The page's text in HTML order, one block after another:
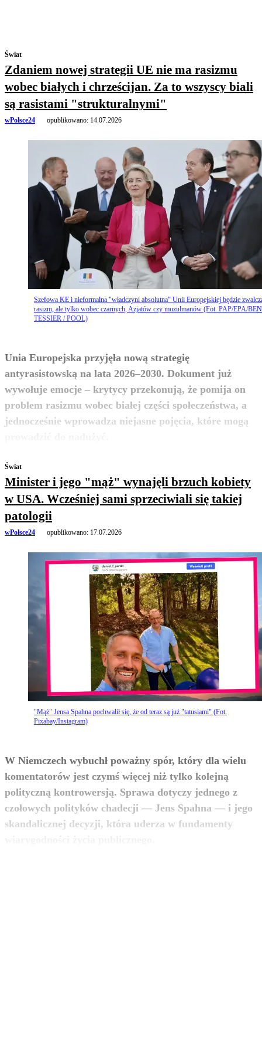
Świat
Zdaniem nowej strategii UE nie ma rasizmu
wobec białych i chrześcijan. Za to wszyscy biali
są rasistami "strukturalnymi"
wPolsce24 opublikowano: 14.07.2026
Szefowa KE i nieformalna "władczyni absolutna" Unii Europejskiej będzie
rasizm, ale tylko wobec czarnych, Azjatów czy muzułmanów (Fot. PAP/EPA/
TESSIER / POOL)
Unia Europejska przyjęła nową strategię
antyrasistowską na lata 2026–2030. Dokument już
wywołuje emocje – krytycy przekonują, że pomija on
problem rasizmu wobec białej części społeczeństwa, a
jednocześnie wprowadza niejasne pojęcia, które mogą
zobacz więcej
Świat
Minister i jego "mąż" wynajęli brzuch kobiety
w USA. Wcześniej sami sprzeciwiali się takiej
patologii
wPolsce24 opublikowano: 17.07.2026
"Mąż" Jensa Spahna pochwalił się, że od teraz są już "tatusiami" (Fot.
Pixabay/Instagram)
W Niemczech wybuchł poważny spór, który dla wielu
komentatorów jest czymś więcej niż tylko kolejną
polityczną kontrowersją. Sprawa dotyczy jednego z
czołowych polityków chadecji — Jens Spahna — i jego
skandalicznej decyzji, która uderza w fundamenty
zobacz więcej